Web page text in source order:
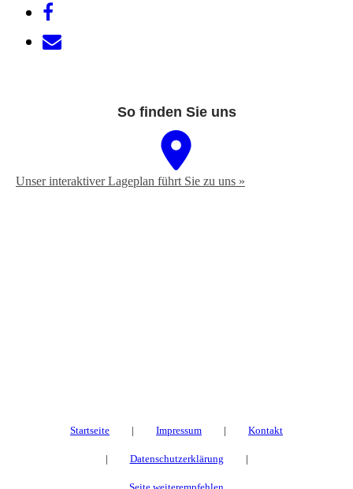
So finden Sie uns
Unser interaktiver La­ge­plan führt Sie zu uns »
Startseite | Impressum | Kontakt
| Datenschutzerklärung |